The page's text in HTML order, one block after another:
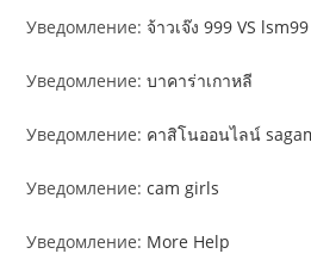
Уведомление: จ้าวเจ๊ง 999 VS
Уведомление:บาคาร่าเกาหลี
Уведомление: คาสิโนออนไลน์
Уведомление:cam girls
Уведомление: More Help